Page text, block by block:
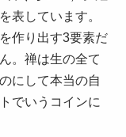
表しています。
作り出す3要素だ
。禅は生の全て
にして本当の自
でいうコインに